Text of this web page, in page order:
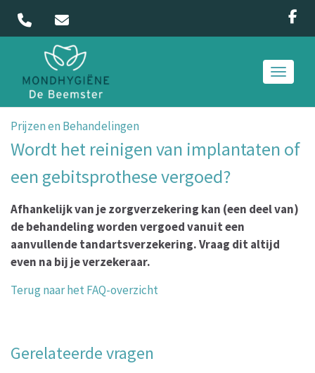
Prijzen en Behandelingen
Wordt het reinigen van implantaten of
een gebitsprothese vergoed?
Afhankelijk van je zorgverzekering kan (een deel van)
de behandeling worden vergoed vanuit een
aanvullende tandartsverzekering. Vraag dit altijd
even na bij je verzekeraar.
Terug naar het FAQ-overzicht
Gerelateerde vragen